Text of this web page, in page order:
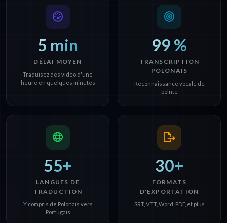
5 min
DÉLAI MOYEN
Traduisez des video d'une
heure en quelques minutes
99 %
TRANSCRIPTION
POLONAIS
Reconnaissance vocale de
pointe
55+
LANGUES DE
TRADUCTION
Y compris de Polonais vers
Portugais
30+
FORMATS
D'EXPORTATION
SRT, VTT, Word, PDF, et plus